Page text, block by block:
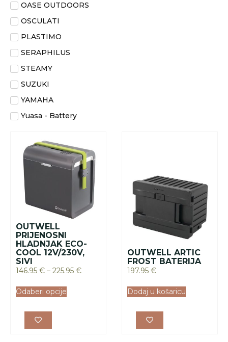
OASE OUTDOORS
OSCULATI
PLASTIMO
SERAPHILUS
STEAMY
SUZUKI
YAMAHA
Yuasa - Battery
OUTWELL
PRIJENOSNI
HLADNJAK ECO-
COOL 12V/230V,
SIVI
146.95 € – 225.95 €
Odaberi opcije
OUTWELL ARTIC
FROST BATERIJA
197.95 €
Dodaj u košaricu